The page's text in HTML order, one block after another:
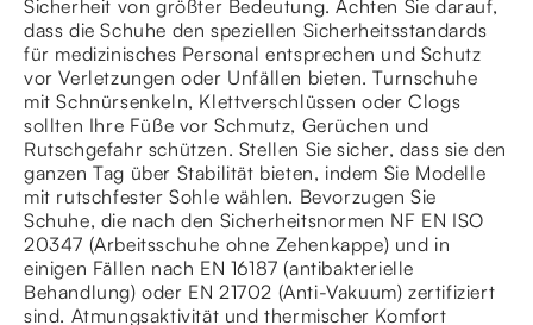
Sicherheit von größter Bedeutung. Achten Sie darauf,
dass die Schuhe den speziellen Sicherheitsstandards
für medizinisches Personal entsprechen und Schutz
vor Verletzungen oder Unfällen bieten. Turnschuhe
mit Schnürsenkeln, Klettverschlüssen oder Clogs
sollten Ihre Füße vor Schmutz, Gerüchen und
Rutschgefahr schützen. Stellen Sie sicher, dass sie den
ganzen Tag über Stabilität bieten, indem Sie Modelle
mit rutschfester Sohle wählen. Bevorzugen Sie
Schuhe, die nach den Sicherheitsnormen NF EN ISO
20347 (Arbeitsschuhe ohne Zehenkappe) und in
einigen Fällen nach EN 16187 (antibakterielle
Behandlung) oder EN 21702 (Anti-Vakuum) zertifiziert
sind. Atmungsaktivität und thermischer Komfort